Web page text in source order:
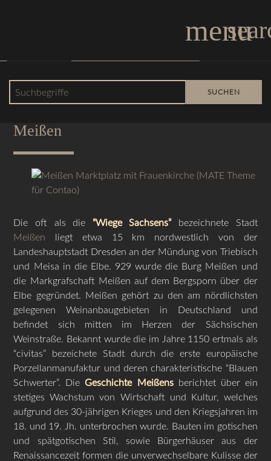
menu
Suchbegriffe SUCHEN
Meißen
Die oft als die “Wiege Sachsens”bezeichnete Stadt
Meißen liegt etwa 15 km nordwestlich von der
Landeshauptstadt Dresden an der Mündung von Triebisch
und Meisa in die Elbe. 929 wurde die Burg Meißen und
die Markgrafschaft Meißen auf dem Bergsporn über der
Elbe gegründet. Meißen gehört zu den am nördlichsten
gelegenen Weinanbaugebieten in Deutschland und
befindet sich mitten im Herzen der Sächsischen
Weinstraße. Bekannt wurde die im Jahre 1150 ertmals als
“civitas” bezeichete Stadt durch die erste europäische
Porzellanmanufaktur und deren charakteristische “Blauen
Schwerter”. DieGeschichte Meißensberichtet über ein
stetiges Wachstum von Wirtschaft und Kultur, welches
aufgrund des 30-jährigen Krieges und den Kriegsjahren im
18. und 19. Jh. unterbrochen wurde. Bauten im gotischen
und spätgotischen Stil, sowie Bürgerhäuser aus der
Renaissancezeit formen die unverwechselbare Kulisse der